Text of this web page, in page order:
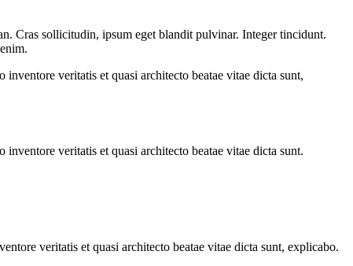
Cras sollicitudin, ipsum eget blandit pulvinar. Integer tincidunt.
veritatis et quasi architecto beatae vitae dicta sunt,
veritatis et quasi architecto beatae vitae dicta sunt.
veritatis et quasi architecto beatae vitae dicta sunt, explicabo.